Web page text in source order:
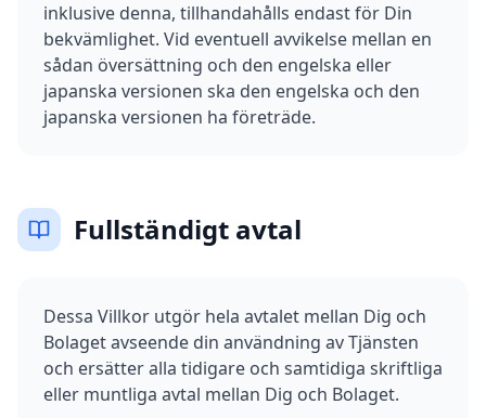
inklusive denna, tillhandahålls endast för Din
bekvämlighet. Vid eventuell avvikelse mellan en
sådan översättning och den engelska eller
japanska versionen ska den engelska och den
japanska versionen ha företräde.
Fullständigt avtal
Dessa Villkor utgör hela avtalet mellan Dig och
Bolaget avseende din användning av Tjänsten
och ersätter alla tidigare och samtidiga skriftliga
eller muntliga avtal mellan Dig och Bolaget.